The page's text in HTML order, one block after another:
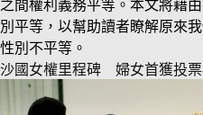
之間權利義務平等。本文將藉
別平等，以幫助讀者瞭解原來
性別不平等。
沙國女權里程碑 婦女首獲投